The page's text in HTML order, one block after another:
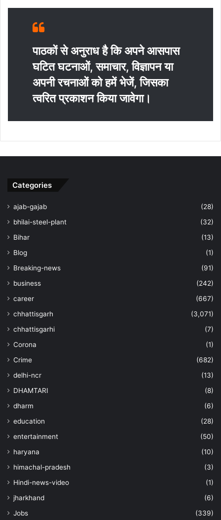
पाठकों से अनुराध है कि अपने आसपास
घटित घटनाओं, समाचार, विज्ञापन या
अपनी रचनाओं को हमें भेजें, जिसका
त्‍वरित प्रकाशन किया जावेगा।
Categories
ajab-gajab
(28)
bhilai-steel-plant
(32)
Bihar
(13)
Blog
(1)
Breaking-news
(91)
business
(242)
career
(667)
chhattisgarh
(3,071)
chhattisgarhi
(7)
Corona
(1)
Crime
(682)
delhi-ncr
(13)
DHAMTARI
(8)
dharm
(6)
education
(28)
entertainment
(50)
haryana
(10)
himachal-pradesh
(3)
Hindi-news-video
(1)
jharkhand
(6)
Jobs
(339)